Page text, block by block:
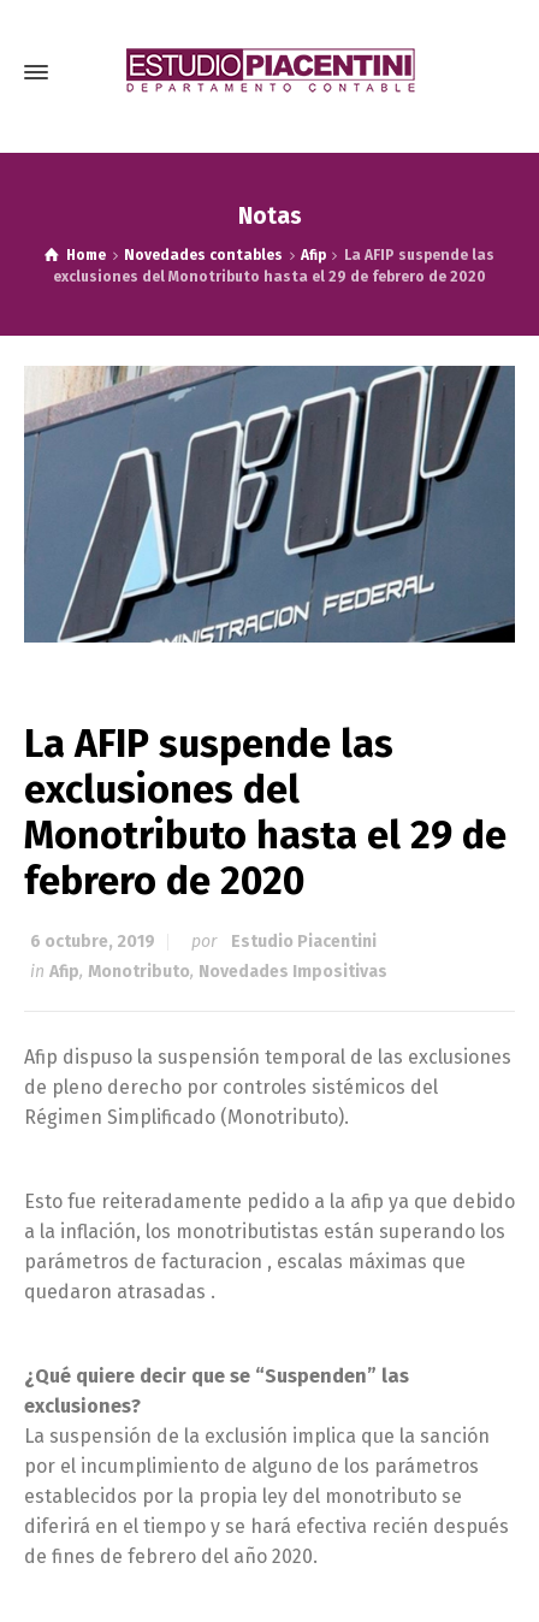
Notas
Home Novedades contables Afip
La AFIP suspende las
exclusiones del Monotributo hasta el 29 de febrero de 2020
La AFIP suspende las
exclusiones del
Monotributo hasta el 29 de
febrero de 2020
6 octubre, 2019 por
Estudio Piacentini
in Afip, Monotributo, Novedades Impositivas
Afip dispuso la suspensión temporal de las exclusiones
de pleno derecho por controles sistémicos del
Régimen Simplificado (Monotributo).
Esto fue reiteradamente pedido a la afip ya que debido
a la inflación, los monotributistas están superando los
parámetros de facturacion , escalas máximas que
quedaron atrasadas .
¿Qué quiere decir que se “Suspenden” las
exclusiones?
La suspensión de la exclusión implica que la sanción
por el incumplimiento de alguno de los parámetros
establecidos por la propia ley del monotributo se
diferirá en el tiempo y se hará efectiva recién después
de fines de febrero del año 2020.